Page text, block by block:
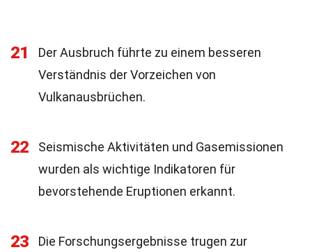
21
Der Ausbruch führte zu einem besseren
Verständnis der Vorzeichen von
Vulkanausbrüchen.
22
Seismische Aktivitäten und Gasemissionen
wurden als wichtige Indikatoren für
bevorstehende Eruptionen erkannt.
23
Die Forschungsergebnisse trugen zur